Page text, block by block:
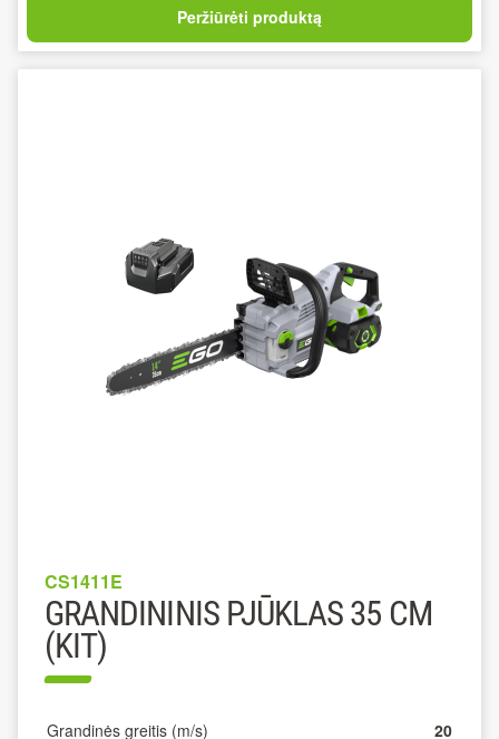
Peržiūrėti produktą
CS1411E
GRANDININIS PJŪKLAS 35 CM
(KIT)
Grandinės greitis (m/s) 20